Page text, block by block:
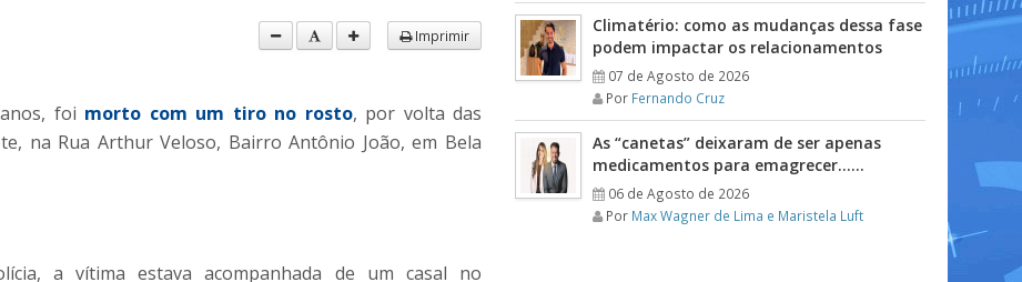
Imprimir
foi morto com um tiro no rosto, por volta das
na Rua Arthur Veloso, Bairro Antônio João, em Bela
a vítima estava acompanhada de um casal no
Climatério: como as mudanças dessa fase
podem impactar os relacionamentos
07 de Agosto de 2026
Por Fernando Cruz
As “canetas” deixaram de ser apenas
medicamentos para emagrecer……
06 de Agosto de 2026
Por Max Wagner de Lima e Maristela Luft